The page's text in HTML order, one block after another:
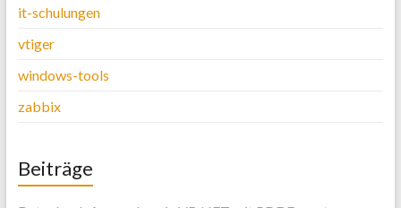
it-schulungen
vtiger
windows-tools
zabbix
Beiträge